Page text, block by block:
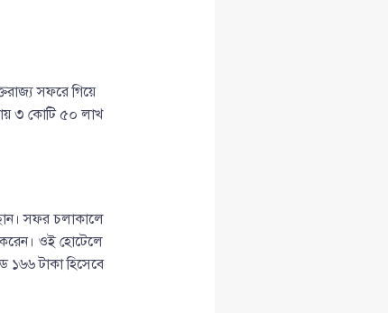
সফরে গিয়ে
৩ কোটি ৫০ লাখ
সফর চলাকালে
ওই হোটেলে
১৬৬ টাকা হিসেবে